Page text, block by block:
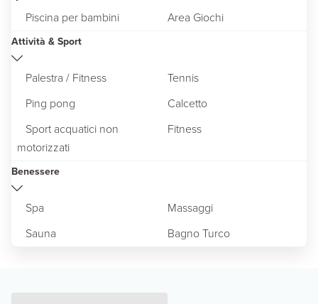
Piscina per bambini Area Giochi
Attività & Sport
Palestra / Fitness
Tennis
Ping pong
Calcetto
Sport acquatici non
motorizzati
Fitness
Benessere
Spa
Massaggi
Sauna
Bagno Turco